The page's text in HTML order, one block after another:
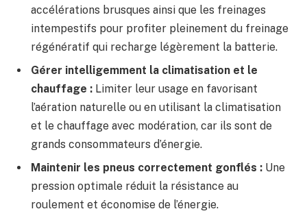
accélérations brusques ainsi que les freinages
intempestifs pour profiter pleinement du freinage
régénératif qui recharge légèrement la batterie.
Gérer intelligemment la climatisation et le
chauffage : Limiter leur usage en favorisant
l’aération naturelle ou en utilisant la climatisation
et le chauffage avec modération, car ils sont de
grands consommateurs d’énergie.
Maintenir les pneus correctement gonflés : Une
pression optimale réduit la résistance au
roulement et économise de l’énergie.